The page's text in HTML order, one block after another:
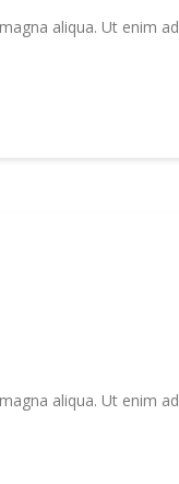
aliqua. Ut enim ad
aliqua. Ut enim ad